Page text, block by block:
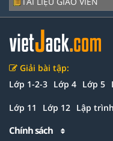
Giải bài tập:
Lớp 1-2-3 Lớp 4 Lớp 5
Lớp 11 Lớp 12 Lập trình
Chính sách